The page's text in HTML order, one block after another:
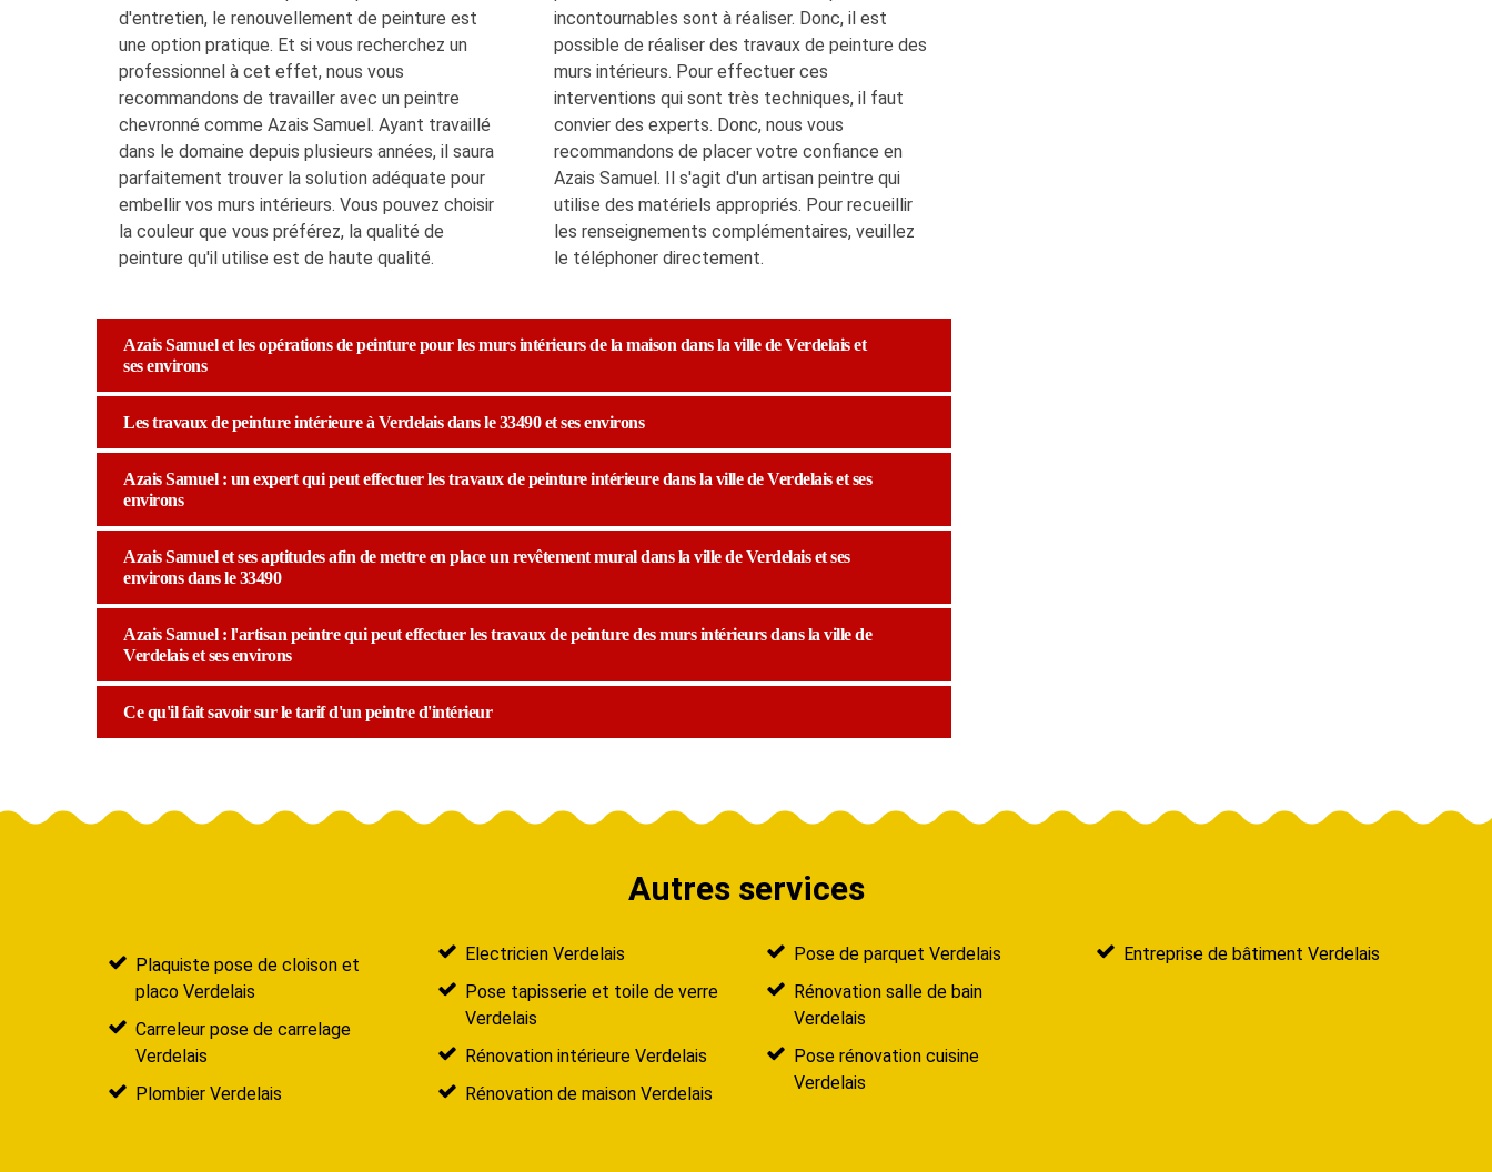
d'entretien, le renouvellement de peinture est
une option pratique. Et si vous recherchez un
professionnel à cet effet, nous vous
recommandons de travailler avec un peintre
chevronné comme Azais Samuel. Ayant travaillé
dans le domaine depuis plusieurs années, il saura
parfaitement trouver la solution adéquate pour
embellir vos murs intérieurs. Vous pouvez choisir
la couleur que vous préférez, la qualité de
peinture qu'il utilise est de haute qualité.
incontournables sont à réaliser. Donc, il est
possible de réaliser des travaux de peinture des
murs intérieurs. Pour effectuer ces
interventions qui sont très techniques, il faut
convier des experts. Donc, nous vous
recommandons de placer votre confiance en
Azais Samuel. Il s'agit d'un artisan peintre qui
utilise des matériels appropriés. Pour recueillir
les renseignements complémentaires, veuillez
le téléphoner directement.
Azais Samuel et les opérations de peinture pour les murs intérieurs de la maison dans la ville de Verdelais et
ses environs
Les travaux de peinture intérieure à Verdelais dans le 33490 et ses environs
Azais Samuel : un expert qui peut effectuer les travaux de peinture intérieure dans la ville de Verdelais et ses
environs
Azais Samuel et ses aptitudes afin de mettre en place un revêtement mural dans la ville de Verdelais et ses
environs dans le 33490
Azais Samuel : l'artisan peintre qui peut effectuer les travaux de peinture des murs intérieurs dans la ville de
Verdelais et ses environs
Ce qu'il fait savoir sur le tarif d'un peintre d'intérieur
Autres services
Plaquiste pose de cloison et
placo Verdelais
Carreleur pose de carrelage
Verdelais
Plombier Verdelais
Electricien Verdelais
Pose tapisserie et toile de verre
Verdelais
Rénovation intérieure Verdelais
Rénovation de maison Verdelais
Pose de parquet Verdelais
Rénovation salle de bain
Verdelais
Pose rénovation cuisine
Verdelais
Entreprise de bâtiment Verdelais